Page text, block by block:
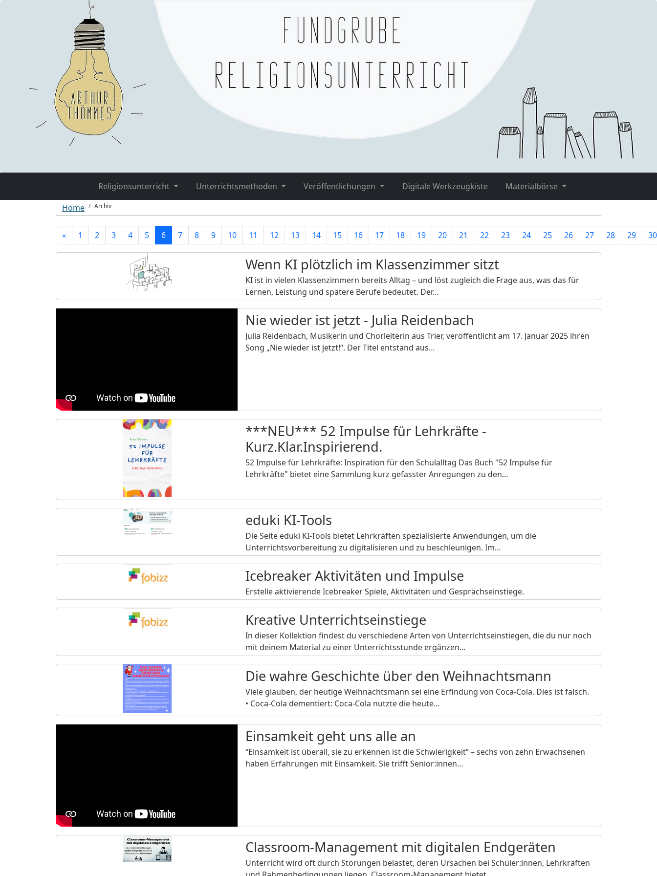
Religionsunterricht Unterrichtsmethoden Veröffentlichungen Digitale Werkzeugkiste
Materialbörse
Home
Archiv
« 1 2 3 4 5 6 7 8 9 10 11 12 13 14 15 16 17 18 19 20 21 22 23 24 25 26 27 28 29 30
Wenn KI plötzlich im Klassenzimmer sitzt
KI ist in vielen Klassenzimmern bereits Alltag – und löst zugleich die Frage aus, was das für
Lernen, Leistung und spätere Berufe bedeutet. Der…
Nie wieder ist jetzt - Julia Reidenbach
Julia Reidenbach, Musikerin und Chorleiterin aus Trier, veröffentlicht am 17. Januar 2025 ihren
Song „Nie wieder ist jetzt!“. Der Titel entstand aus…
***NEU*** 52 Impulse für Lehrkräfte -
Kurz.Klar.Inspirierend.
52 Impulse für Lehrkräfte: Inspiration für den Schulalltag Das Buch "52 Impulse für
Lehrkräfte" bietet eine Sammlung kurz gefasster Anregungen zu den…
eduki KI-Tools
Die Seite eduki KI-Tools bietet Lehrkräften spezialisierte Anwendungen, um die
Unterrichtsvorbereitung zu digitalisieren und zu beschleunigen. Im…
Icebreaker Aktivitäten und Impulse
Erstelle aktivierende Icebreaker Spiele, Aktivitäten und Gesprächseinstiege.
Kreative Unterrichtseinstiege
In dieser Kollektion findest du verschiedene Arten von Unterrichtseinstiegen, die du nur noch
mit deinem Material zu einer Unterrichtsstunde ergänzen…
Die wahre Geschichte über den Weihnachtsmann
Viele glauben, der heutige Weihnachtsmann sei eine Erfindung von Coca-Cola. Dies ist falsch.
• Coca-Cola dementiert: Coca-Cola nutzte die heute…
Einsamkeit geht uns alle an
“Einsamkeit ist überall, sie zu erkennen ist die Schwierigkeit” – sechs von zehn Erwachsenen
haben Erfahrungen mit Einsamkeit. Sie trifft Senior:innen…
Classroom-Management mit digitalen Endgeräten
Unterricht wird oft durch Störungen belastet, deren Ursachen bei Schüler:innen, Lehrkräften